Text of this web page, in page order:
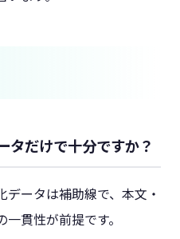
だけで十分ですか？
ータは補助線で、本文・
貫性が前提です。